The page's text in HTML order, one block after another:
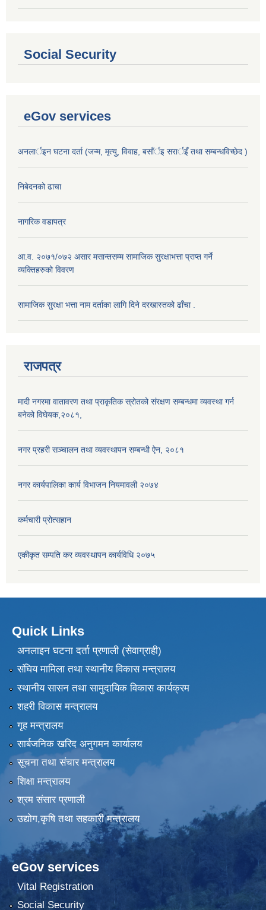
Social Security
eGov services
अनलार्इन घटना दर्ता (जन्म, मृत्यु, विवाह, बसाँर्इ सरार्इँ तथा सम्बन्धविच्छेद )
निबेदनको ढाचा
नागरिक वडापत्र
आ.व. २०७१/०७२ असार मसान्तसम्म सामाजिक सुरक्षाभत्ता प्राप्त गर्ने
व्यक्तिहरुको विवरण
सामाजिक सुरक्षा भत्ता नाम दर्ताका लागि दिने दरखास्तको ढाँचा .
राजपत्र
मादी नगरमा वातावरण तथा प्राकृतिक स्रोतको संरक्षण सम्बन्धमा व्यवस्था गर्न
बनेको विघेयक,२०८१,
नगर प्रहरी सञ्चालन तथा व्यवस्थापन सम्बन्धी ऐन, २०८१
नगर कार्यपालिका कार्य विभाजन नियमावली २०७४
कर्मचारी प्रोत्सहान
एकीकृत सम्पति कर व्यवस्थापन कार्यविधि २०७५
Quick Links
अनलाइन घटना दर्ता प्रणाली (सेवाग्राही)
संघिय मामिला तथा स्थानीय विकास मन्त्रालय
स्थानीय सासन तथा सामुदायिक विकास कार्यक्रम
शहरी विकास मन्त्रालय
गृह मन्त्रालय
सार्बजनिक खरिद अनुगमन कार्यालय
सूचना तथा संचार मन्त्रालय
शिक्षा मन्त्रालय
श्रम संसार प्रणाली
उद्योग,कृषि तथा सहकारी मन्त्रालय
eGov services
Vital Registration
Social Security